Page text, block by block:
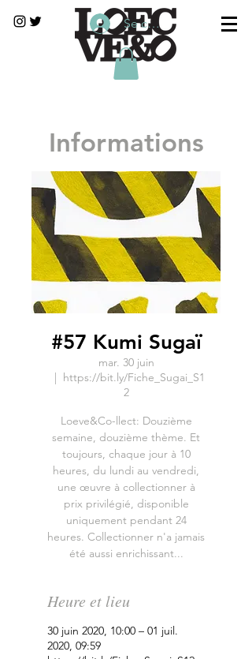
Se connecter
Informations
#57 Kumi Sugaï
mar. 30 juin
  |
https://bit.ly/Fiche_Sugai_S1
2
Loeve&Co-llect: Douzième
semaine, douzième thème. Et
toujours, chaque jour à 10
heures, du lundi au vendredi,
une œuvre à collectionner à
prix privilégié, disponible
uniquement pendant 24
heures. Collectionner n'a jamais
été aussi enrichissant...
Heure et lieu
30 juin 2020, 10:00 – 01 juil.
2020, 09:59